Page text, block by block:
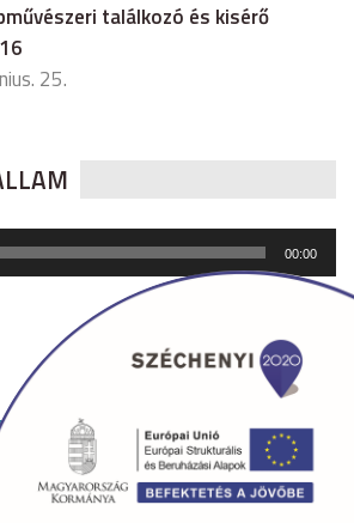
találkozó és kisérő
25.
00:00
uszod.hu Minden jog fenntartva. •
Készítette:fridrik.me